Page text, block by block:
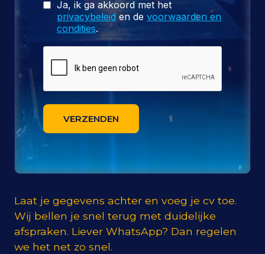
Ja, ik ga akkoord met het
privacybeleid en de voorwaarden en
condities.
VERZENDEN
Laat je gegevens achter en voeg je cv toe.
Wij bellen je snel terug met duidelijke
afspraken. Liever WhatsApp? Dan regelen
we het net zo snel.